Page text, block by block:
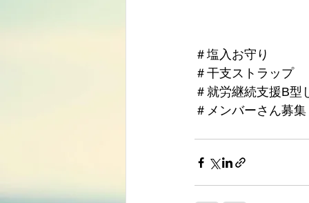
＃塩入お守り
＃干支ストラップ
＃就労継続支援B型
＃メンバーさん募集